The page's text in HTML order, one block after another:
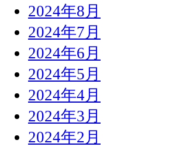
2024年8月
2024年7月
2024年6月
2024年5月
2024年4月
2024年3月
2024年2月